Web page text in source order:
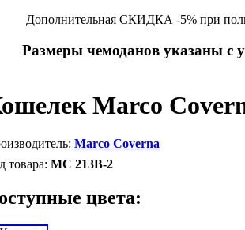
Дополнительная СКИДКА -5% при
Размеры чемоданов указаны с
Marco
Marco Coverna
MC 213B-2
цвета: